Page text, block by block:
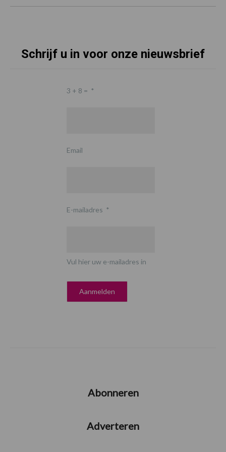
Schrijf u in voor onze nieuwsbrief
3 + 8 = *
Email
E-mailadres *
Vul hier uw e-mailadres in
Abonneren
Adverteren